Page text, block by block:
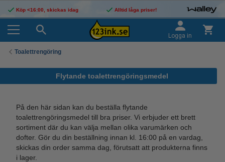
Köp <16:00, skickas idag Alltid låga priser!
Logga in
Toalettrengöring
Flytande toalettrengöringsmedel
På den här sidan kan du beställa flytande
toalettrengöringsmedel till bra priser. Vi erbjuder ett brett
sortiment där du kan välja mellan olika varumärken och
dofter. Gör du din beställning innan kl. 16:00 på en vardag,
skickas din order samma dag, förutsatt att produkterna finns
i lager.